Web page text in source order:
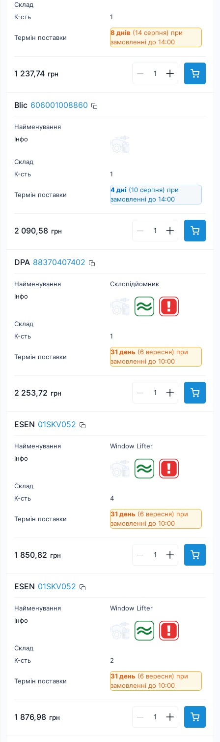
Склад
К-cть
1
Термін поставки
8 днів (14 серпня) при
замовленні до 14:00
1 237,74 грн
Blic 606001008860
Найменування
Інфо
Склад
К-cть
1
Термін поставки
4 дні (10 серпня) при
замовленні до 14:00
2 090,58 грн
DPA 88370407402
Найменування
Склопідйомник
Інфо
Склад
К-cть
1
Термін поставки
31 день (6 вересня) при
замовленні до 10:00
2 253,72 грн
ESEN 01SKV052
Найменування
Window Lifter
Інфо
Склад
К-cть
4
Термін поставки
31 день (6 вересня) при
замовленні до 10:00
1 850,82 грн
ESEN 01SKV052
Найменування
Window Lifter
Інфо
Склад
К-cть
2
Термін поставки
31 день (6 вересня) при
замовленні до 10:00
1 876,98 грн